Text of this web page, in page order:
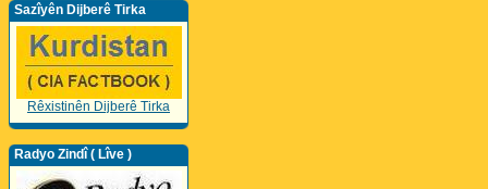
Sazîyên Dijberê Tirka
Rêxistinên Dijberê Tirka
Radyo Zindî ( Lîve )